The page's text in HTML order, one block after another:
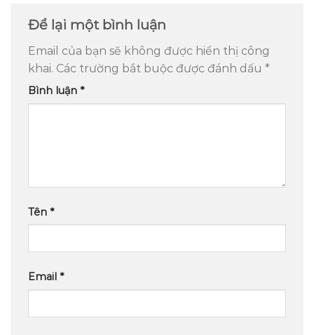
Để lại một bình luận
Email của bạn sẽ không được hiển thị công
khai. Các trường bắt buộc được đánh dấu *
Bình luận *
Tên *
Email *